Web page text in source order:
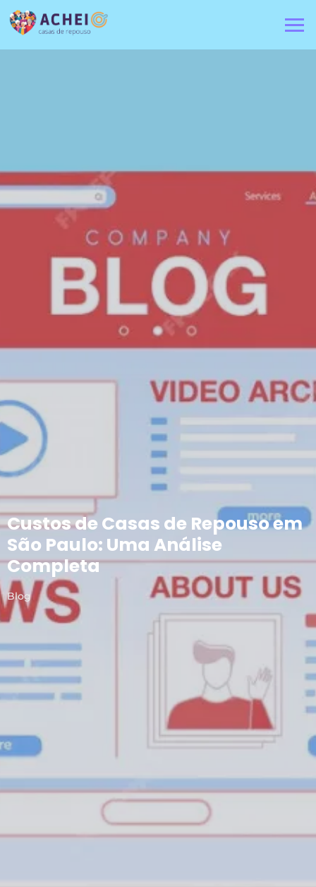
Custos de Casas de Repouso em
São Paulo: Uma Análise
Completa
Blog